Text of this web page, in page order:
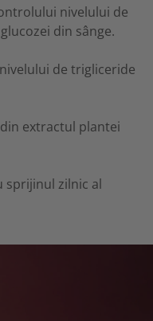
nivelului de
din sânge.
de trigliceride
extractul plantei
sprijinul zilnic al